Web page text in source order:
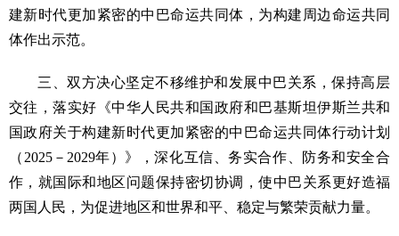
建新时代更加紧密的中巴命运共同体，为构建周边命运共同
体作出示范。
三、双方决心坚定不移维护和发展中巴关系，保持高层
交往，落实好《中华人民共和国政府和巴基斯坦伊斯兰共和
国政府关于构建新时代更加紧密的中巴命运共同体行动计划
（2025－2029年）》，深化互信、务实合作、防务和安全合
作，就国际和地区问题保持密切协调，使中巴关系更好造福
两国人民，为促进地区和世界和平、稳定与繁荣贡献力量。